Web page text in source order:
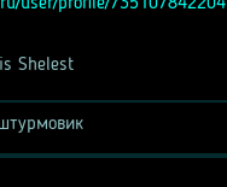
Shelest